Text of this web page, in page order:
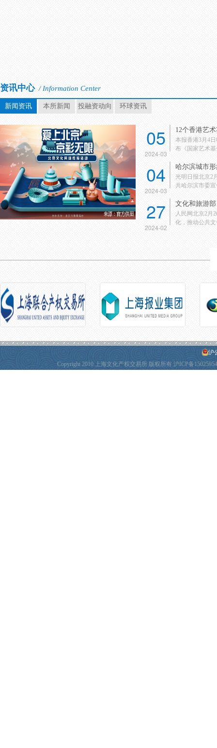
资讯中心 / Information Center
新闻资讯 本所新闻 投融资动向 环球资讯
05
2024-03
12个香港艺
本报香港3月4
布《国家艺术
04
2024-03
哈尔滨城市
光明日报北京2
共哈尔滨市委
27
2024-02
文化和旅游
人民网北京2月
化，推动公共
沪
Copyright 2010 上海文化产权交易所 版权所有沪ICP备